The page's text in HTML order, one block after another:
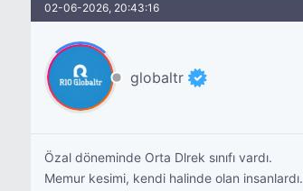
02-06-2026, 20:43:16
globaltr
Özal döneminde Orta Dlrek sınıfı vardı.
Memur kesimi, kendi halinde olan insanlardı.